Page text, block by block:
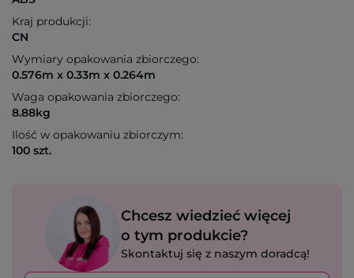
Kraj produkcji:
CN
Wymiary opakowania zbiorczego:
0.576m x 0.33m x 0.264m
Waga opakowania zbiorczego:
8.88kg
Ilość w opakowaniu zbiorczym:
100 szt.
Chcesz wiedzieć więcej
o tym produkcie?
Skontaktuj się z naszym doradcą!